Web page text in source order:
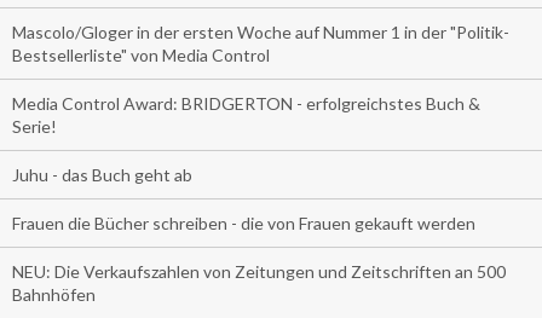
Mascolo/Gloger in der ersten Woche auf Nummer 1 in der "Politik-
Bestsellerliste" von Media Control
Media Control Award: BRIDGERTON - erfolgreichstes Buch &
Serie!
Juhu - das Buch geht ab
Frauen die Bücher schreiben - die von Frauen gekauft werden
NEU: Die Verkaufszahlen von Zeitungen und Zeitschriften an 500
Bahnhöfen